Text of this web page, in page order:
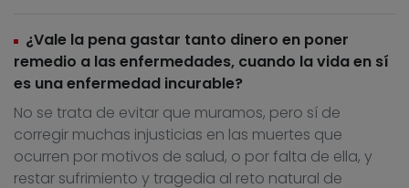
¿Vale la pena gastar tanto dinero en poner
remedio a las enfermedades, cuando la vida en sí
es una enfermedad incurable?
No se trata de evitar que muramos, pero sí de
corregir muchas injusticias en las muertes que
ocurren por motivos de salud, o por falta de ella, y
restar sufrimiento y tragedia al reto natural de